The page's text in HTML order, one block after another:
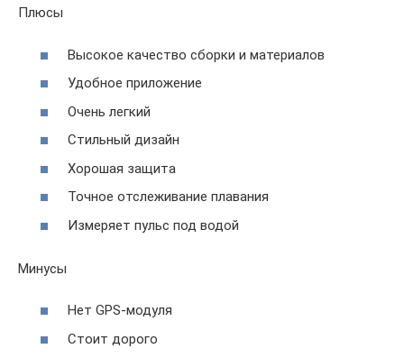
Плюсы
Высокое качество сборки и материалов
Удобное приложение
Очень легкий
Стильный дизайн
Хорошая защита
Точное отслеживание плавания
Измеряет пульс под водой
Минусы
Нет GPS-модуля
Стоит дорого